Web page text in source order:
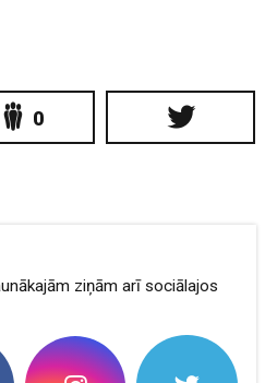
0
ziņām arī sociālajos